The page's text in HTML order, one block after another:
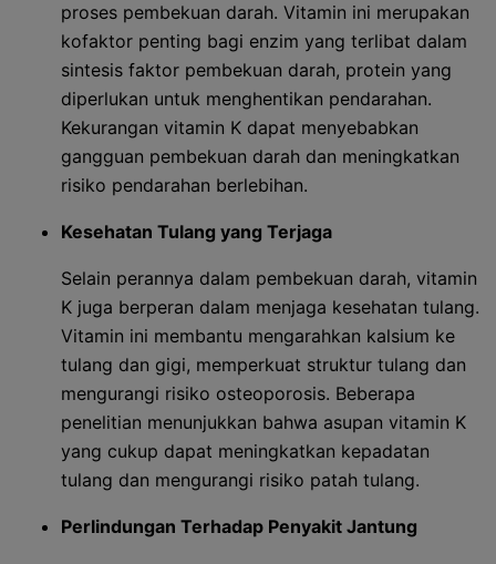
proses pembekuan darah. Vitamin ini merupakan
kofaktor penting bagi enzim yang terlibat dalam
sintesis faktor pembekuan darah, protein yang
diperlukan untuk menghentikan pendarahan.
Kekurangan vitamin K dapat menyebabkan
gangguan pembekuan darah dan meningkatkan
risiko pendarahan berlebihan.
Kesehatan Tulang yang Terjaga
Selain perannya dalam pembekuan darah, vitamin
K juga berperan dalam menjaga kesehatan tulang.
Vitamin ini membantu mengarahkan kalsium ke
tulang dan gigi, memperkuat struktur tulang dan
mengurangi risiko osteoporosis. Beberapa
penelitian menunjukkan bahwa asupan vitamin K
yang cukup dapat meningkatkan kepadatan
tulang dan mengurangi risiko patah tulang.
Perlindungan Terhadap Penyakit Jantung